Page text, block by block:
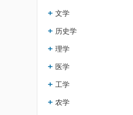
文学
历史学
理学
医学
工学
农学